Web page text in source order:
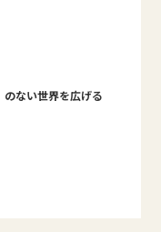
ない世界を広げる